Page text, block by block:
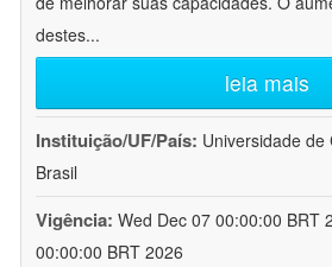
destes...
leia mais
Instituição/UF/País: Universidade de
Brasil
Vigência: Wed Dec 07 00:00:00 BRT
00:00:00 BRT 2026